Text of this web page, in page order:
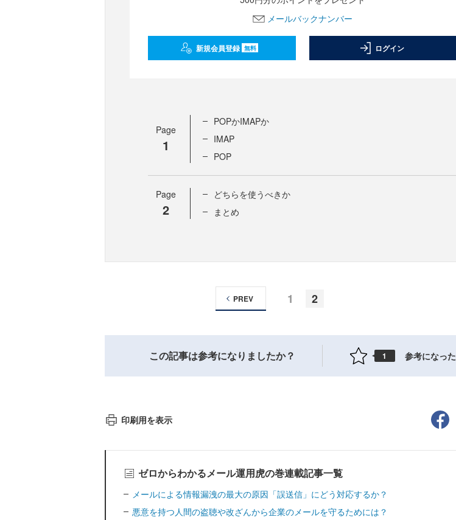
メールバックナンバー
新規会員登録 無料 ログイン
Page
1
POPかIMAPか
IMAP
POP
Page
2
どちらを使うべきか
まとめ
1 2
PREV
この記事は参考になりましたか？ 1 参考になった
印刷用を表示
ゼロからわかるメール運用虎の巻連載記事一覧
メールによる情報漏洩の最大の原因「誤送信」にどう対応するか？
悪意を持つ人間の盗聴や改ざんから企業のメールを守るためには？